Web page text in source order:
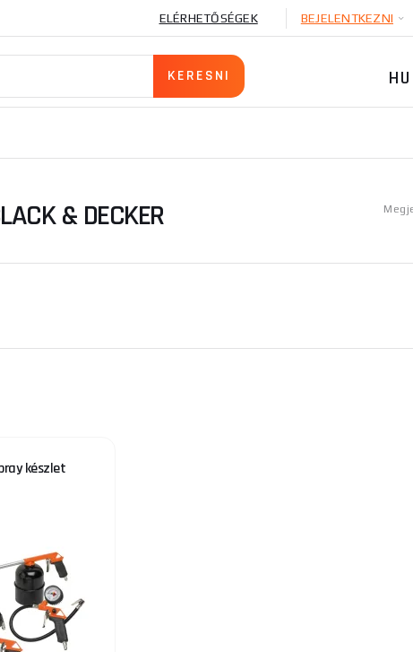
ELÉRHETŐSÉGEK BEJELENTKEZNI
HU
& DECKER
készlet